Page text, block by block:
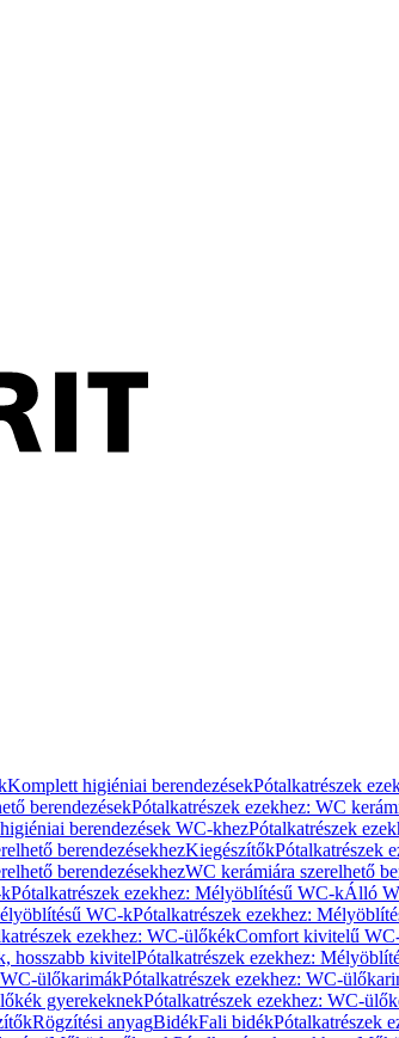
Komplett higiéniai berendezésekPótalkatrészek
berendezésekPótalkatrészek ezekhez: WC
berendezések WC-khezPótalkatrészek
berendezésekhezKiegészítőkPótalkatrészek
berendezésekhezWC kerámiára szerelhető
Pótalkatrészek ezekhez: Mélyöblítésű WC-kÁlló
WC-kPótalkatrészek ezekhez:
ezekhez: WC-ülőkékComfort kivitelű
hosszabb kivitelPótalkatrészek ezekhez:
WC-ülőkarimákPótalkatrészek ezekhez: WC-
gyerekeknekPótalkatrészek ezekhez: WC-
Rögzítési anyagBidékFali bidékPótalkatrészek